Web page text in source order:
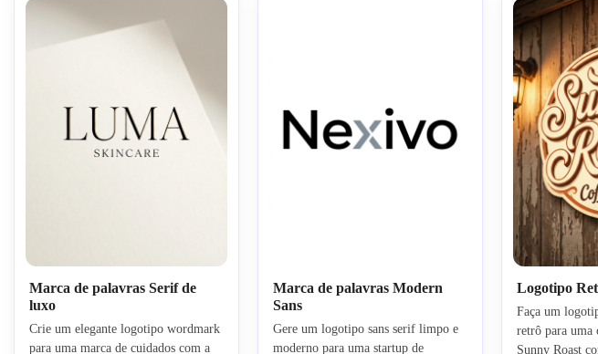
Marca de palavras Serif de
luxo
Crie um elegante logotipo wordmark
para uma marca de cuidados com a
Marca de palavras Modern
Sans
Gere um logotipo sans serif limpo e
moderno para uma startup de
Logotipo
Faça um
retrô para uma
Sunny Roast